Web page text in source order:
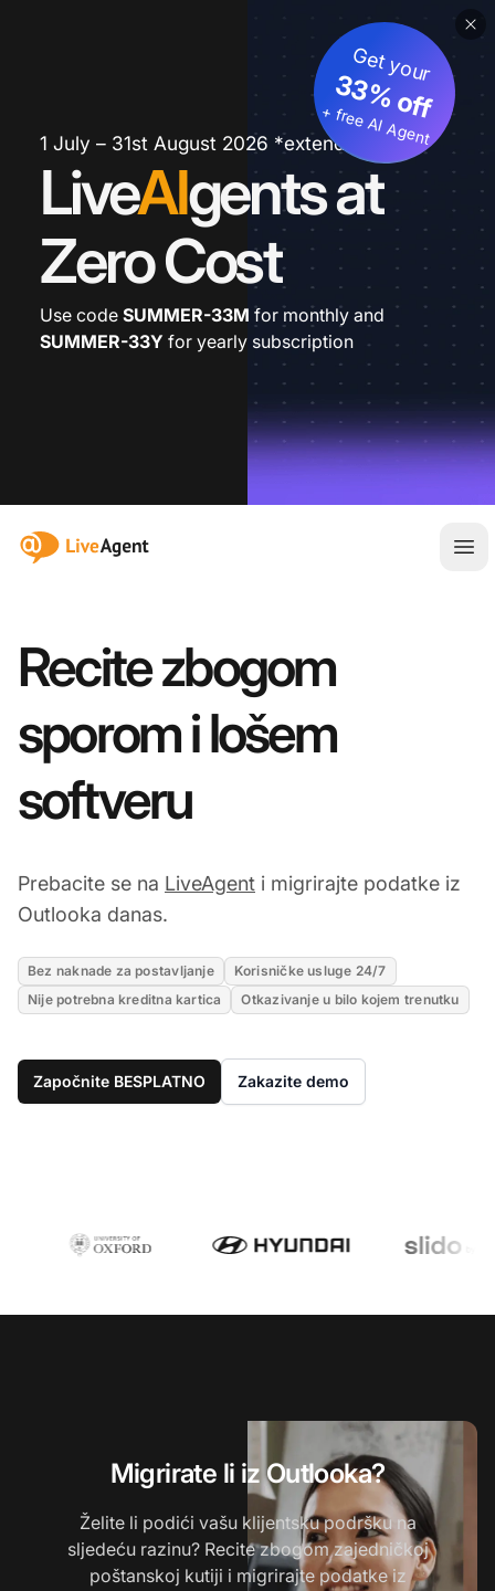
1 July – 31st August 2026 *extended
LiveAIgents at
Zero Cost
Get your
33% off
+ free AI Agent
Use code SUMMER-33M for monthly and
SUMMER-33Y for yearly subscription
:site.title
Recite zbogom
sporom i lošem
softveru
Prebacite se na LiveAgent i migrirajte podatke iz
Outlooka danas.
Bez naknade za postavljanje
Korisničke usluge 24/7
Nije potrebna kreditna kartica
Otkazivanje u bilo kojem trenutku
Započnite BESPLATNO Zakazite demo
Migrirate li iz Outlooka?
Želite li podići vašu klijentsku podršku na
sljedeću razinu? Recite zbogom zajedničkoj
poštanskoj kutiji i migrirajte podatke iz